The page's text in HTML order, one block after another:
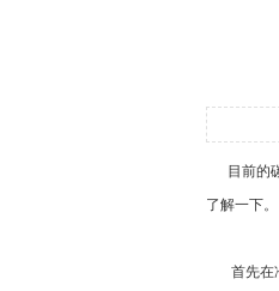
目前的碳
了解一下。
首先在